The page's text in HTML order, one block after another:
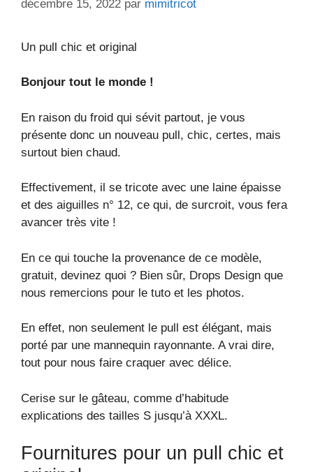
décembre 15, 2022 par mimitricot
Un pull chic et original
Bonjour tout le monde !
En raison du froid qui sévit partout, je vous
présente donc un nouveau pull, chic, certes, mais
surtout bien chaud.
Effectivement, il se tricote avec une laine épaisse
et des aiguilles n° 12, ce qui, de surcroit, vous fera
avancer très vite !
En ce qui touche la provenance de ce modèle,
gratuit, devinez quoi ? Bien sûr, Drops Design que
nous remercions pour le tuto et les photos.
En effet, non seulement le pull est élégant, mais
porté par une mannequin rayonnante. A vrai dire,
tout pour nous faire craquer avec délice.
Cerise sur le gâteau, comme d’habitude
explications des tailles S jusqu’à XXXL.
Fournitures pour un pull chic et